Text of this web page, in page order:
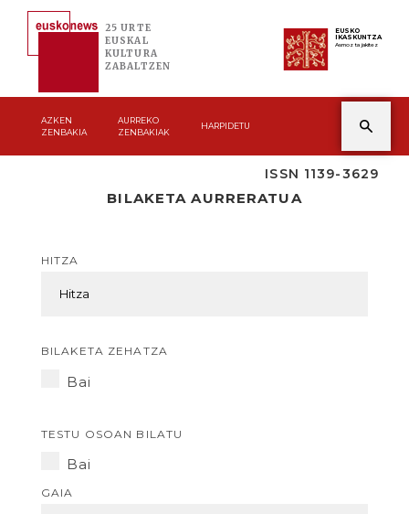
25 URTE
EUSKAL
KULTURA
ZABALTZEN
EUSKO
IKASKUNTZA
Asmoz ta jakitez
AZKEN
ZENBAKIA
AURREKO
ZENBAKIAK
HARPIDETU
ISSN 1139-3629
BILAKETA AURRERATUA
HITZA
BILAKETA ZEHATZA
Bai
TESTU OSOAN BILATU
Bai
GAIA